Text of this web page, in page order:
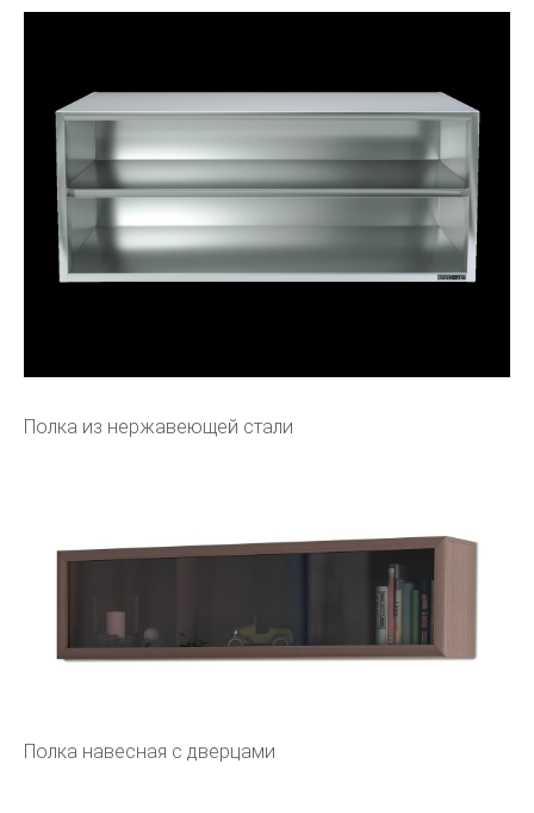
Полка из нержавеющей стали
Полка навесная с дверцами